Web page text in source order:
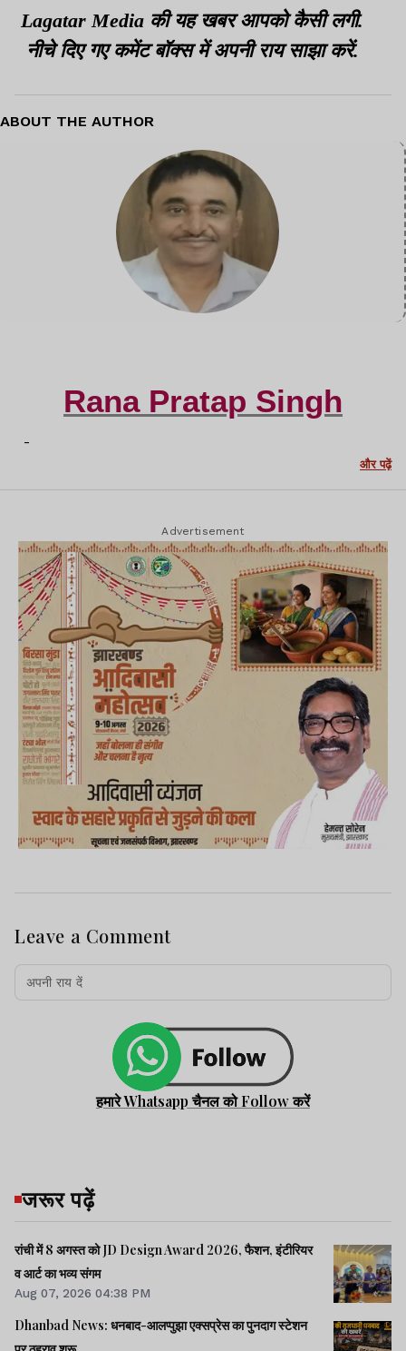
बदहाल व्यवस्था
Lagatar Media की यह खबर आपको कैसी लगी.
नीचे दिए गए कमेंट बॉक्स में अपनी राय साझा करें.
ABOUT THE AUTHOR
Rana Pratap Singh
-
और पढ़ें
Advertisement
Leave a Comment
हमारे Whatsapp चैनल को Follow करें
जरूर पढ़ें
रांची में 8 अगस्त को JD Design Award 2026, फैशन, इंटीरियर
व आर्ट का भव्य संगम
Aug 07, 2026 04:38 PM
Dhanbad News: धनबाद-आलप्पुझा एक्सप्रेस का पुनदाग स्टेशन